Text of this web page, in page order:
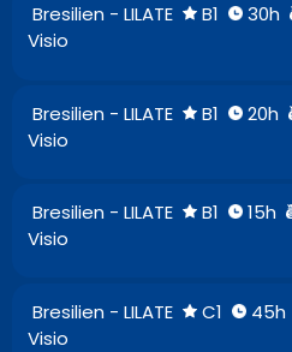
Bresilien - LILATE B1 30h
Visio
Bresilien - LILATE B1 20h
Visio
Bresilien - LILATE B1 15h
Visio
Bresilien - LILATE C1 45h
Visio